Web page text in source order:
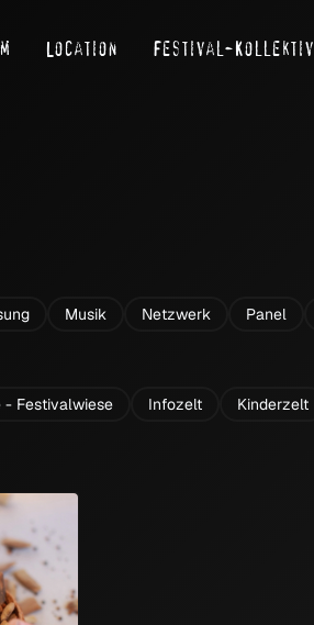
Location Festival-Kollektiv
Musik Netzwerk Panel
- Festivalwiese Infozelt Kinderzelt